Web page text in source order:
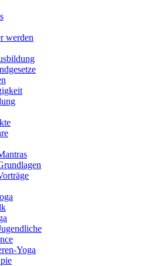
werden
Yoga